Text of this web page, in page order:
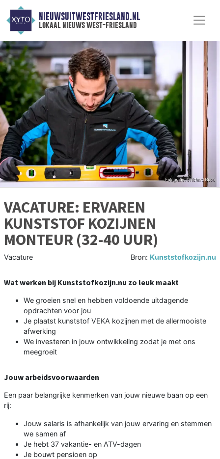
NIEUWSUITWESTFRIESLAND.NL
lokaal nieuws west-friesland
VACATURE: ERVAREN
KUNSTSTOF KOZIJNEN
MONTEUR (32-40 UUR)
Vacature Bron: Kunststofkozijn.nu
Wat werken bij Kunststofkozijn.nu zo leuk maakt
We groeien snel en hebben voldoende uitdagende
opdrachten voor jou
Je plaatst kunststof VEKA kozijnen met de allermooiste
afwerking
We investeren in jouw ontwikkeling zodat je met ons
meegroeit
Jouw arbeidsvoorwaarden
Een paar belangrijke kenmerken van jouw nieuwe baan op een
rij:
Jouw salaris is afhankelijk van jouw ervaring en stemmen
we samen af
Je hebt 37 vakantie- en ATV-dagen
Je bouwt pensioen op